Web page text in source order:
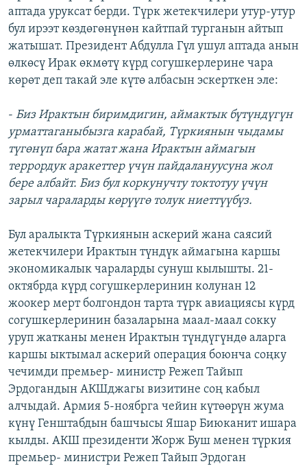
аптада уруксат берди. Түрк жетекчилери утур-утур
бул ирээт көздөгөнүнөн кайтпай турганын айтып
жатышат. Президент Абдулла Гүл ушул аптада анын
өлкөсү Ирак өкмөтү күрд согушкерлерине чара
көрөт деп такай эле күтө албасын эскерткен эле:
- Биз Ирактын биримдигин, аймактык бүтүндүгүн
урматтаганыбызга карабай, Түркиянын чыдамы
түгөнүп бара жатат жана Ирактын аймагын
террордук аракеттер үчүн пайдалануусуна жол
бере албайт. Биз бул коркунучту токтотуу үчүн
зарыл чараларды көрүүгө толук ниеттүүбүз.
Бул аралыкта Түркиянын аскерий жана саясий
жетекчилери Ирактын түндүк аймагына каршы
экономикалык чараларды сунуш кылышты. 21-
октябрда күрд согушкерлеринин колунан 12
жоокер мерт болгондон тарта түрк авиациясы күрд
согушкерлеринин базаларына маал-маал сокку
уруп жатканы менен Ирактын түндүгүндө аларга
каршы ыктымал аскерий операция боюнча соңку
чечимди премьер- министр Режеп Тайып
Эрдогандын АКШджагы визитине соң кабыл
алчыдай. Армия 5-ноябрга чейин күтөөрүн жума
күнү Генштабдын башчысы Яшар Биюканит ишара
кылды. АКШ президенти Жорж Буш менен түркия
премьер- министри Режеп Тайып Эрдоган